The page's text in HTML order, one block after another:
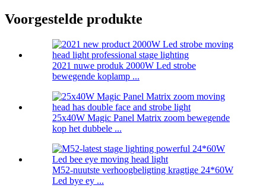
Voorgestelde produkte
2021 nuwe produk 2000W Led strobe
bewegende koplamp ...
25x40W Magic Panel Matrix zoom bewegende
kop het dubbele ...
M52-nuutste verhoogbeligting kragtige 24*60W
Led bye ey ...